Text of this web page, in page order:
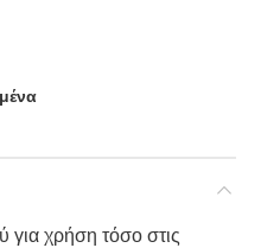
χρήση τόσο στις